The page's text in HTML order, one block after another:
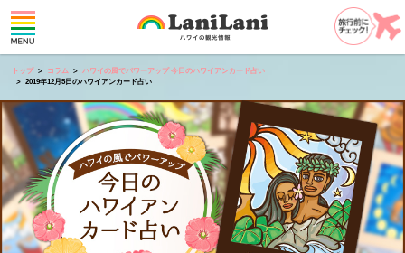
トップ コラム
ハワイの風でパワーアップ 今日のハワイアンカード占い
2019年12月5日のハワイアンカード占い